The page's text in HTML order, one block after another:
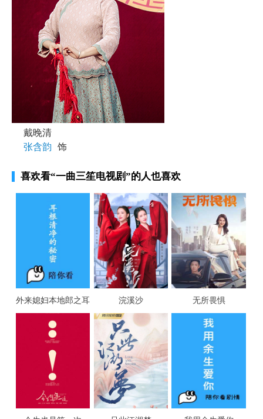
戴晚清
张含韵 饰
喜欢看“一曲三笙电视剧”的人也喜欢
外来媳妇本地郎之耳
根清净的秘密
浣溪沙 无所畏惧